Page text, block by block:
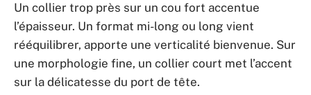
Un collier trop près sur un cou fort accentue
l’épaisseur. Un format mi-long ou long vient
rééquilibrer, apporte une verticalité bienvenue. Sur
une morphologie fine, un collier court met l’accent
sur la délicatesse du port de tête.